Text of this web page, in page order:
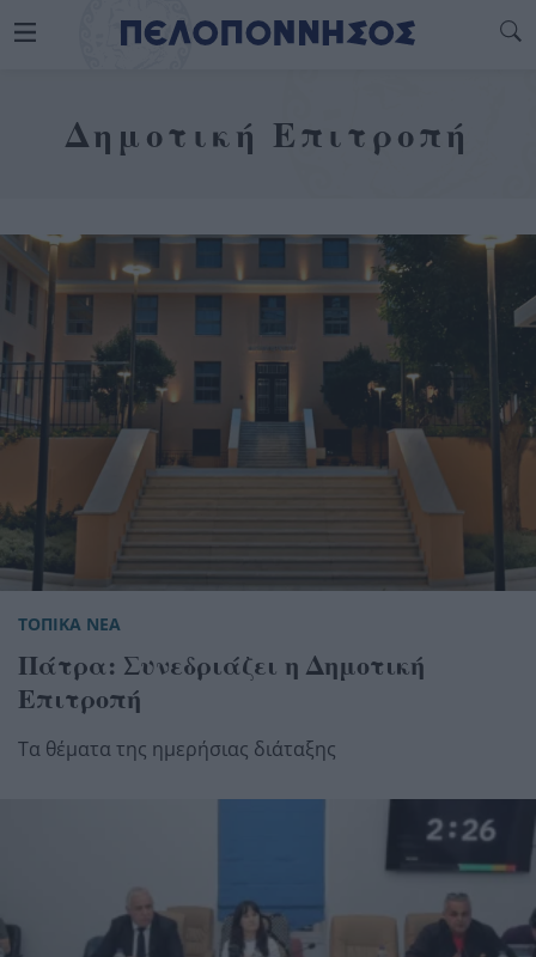
Δημοτική Επιτροπή
ΤΟΠΙΚΑ ΝΕΑ
Πάτρα: Συνεδριάζει η Δημοτική
Επιτροπή
Τα θέματα της ημερήσιας διάταξης